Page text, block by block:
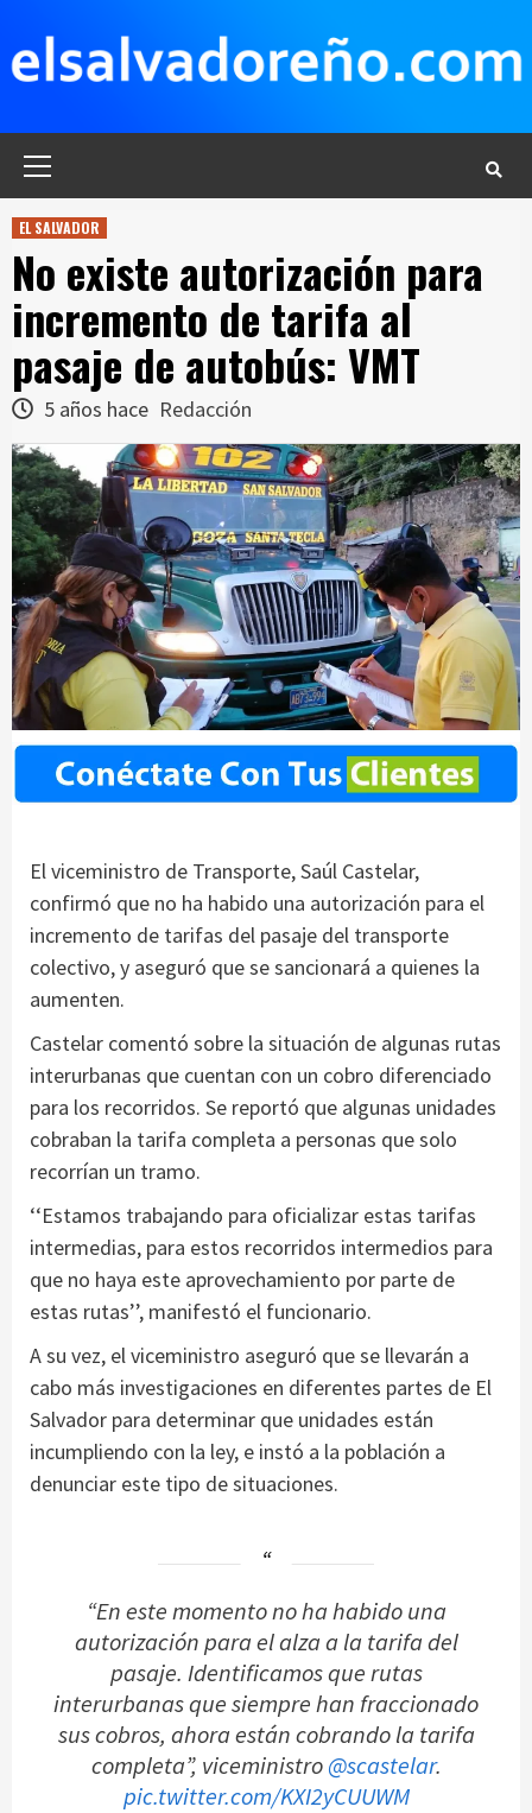
contenido
EL SALVADOR
No existe autorización para
incremento de tarifa al
pasaje de autobús: VMT
5 años hace Redacción
El viceministro de Transporte, Saúl Castelar,
confirmó que no ha habido una autorización para el
incremento de tarifas del pasaje del transporte
colectivo, y aseguró que se sancionará a quienes la
aumenten.
Castelar comentó sobre la situación de algunas rutas
interurbanas que cuentan con un cobro diferenciado
para los recorridos. Se reportó que algunas unidades
cobraban la tarifa completa a personas que solo
recorrían un tramo.
‘‘Estamos trabajando para oficializar estas tarifas
intermedias, para estos recorridos intermedios para
que no haya este aprovechamiento por parte de
estas rutas’’, manifestó el funcionario.
A su vez, el viceministro aseguró que se llevarán a
cabo más investigaciones en diferentes partes de El
Salvador para determinar que unidades están
incumpliendo con la ley, e instó a la población a
denunciar este tipo de situaciones.
“En este momento no ha habido una
autorización para el alza a la tarifa del
pasaje. Identificamos que rutas
interurbanas que siempre han fraccionado
sus cobros, ahora están cobrando la tarifa
completa”, viceministro@scastelar.
pic.twitter.com/KXI2yCUUWM